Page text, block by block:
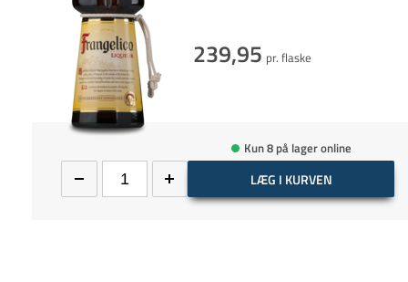
239,95 pr. flaske
Kun 8 på lager online
LÆG I KURVEN